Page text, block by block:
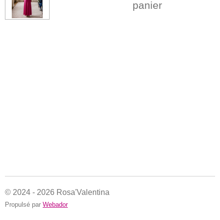
panier
© 2024 - 2026 Rosa'Valentina
Propulsé par Webador